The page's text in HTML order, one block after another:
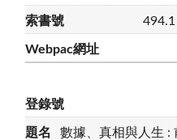
數據、真相與人生 :